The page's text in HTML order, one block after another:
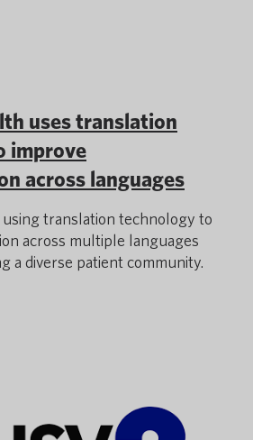
uses translation
improve
across languages
translation technology to
across multiple languages
a diverse patient community.